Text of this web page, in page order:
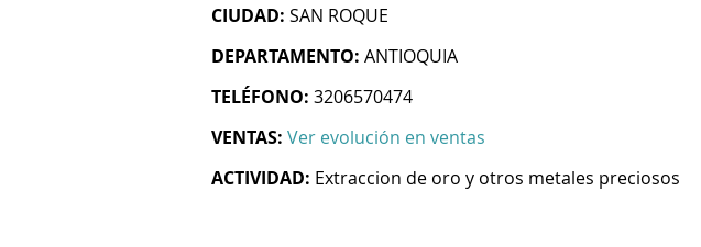
CIUDAD: SAN ROQUE
DEPARTAMENTO: ANTIOQUIA
TELÉFONO: 3206570474
VENTAS: Ver evolución en ventas
ACTIVIDAD: Extraccion de oro y otros metales preciosos